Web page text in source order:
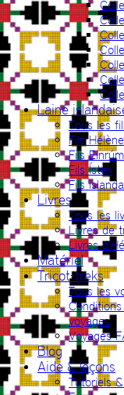
Laine
Tous les
Fils
Fils Einrúm
Fils Ístex
Fils
Livres
Tous les
Livres de
Livres
Matériel
Tricot-treks
Tous les
voyages
Voyages
Blog
Aide & leçons
Tutoriels